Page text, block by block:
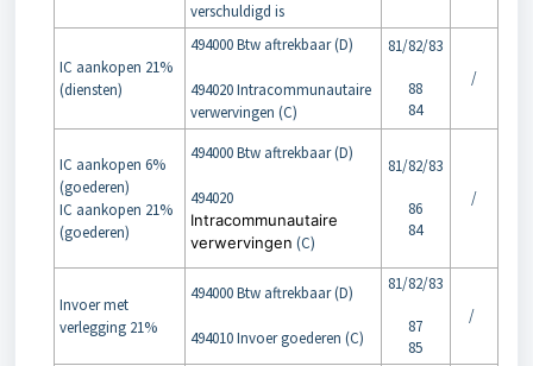
verschuldigd is
IC aankopen 21%
(diensten)
494000 Btw aftrekbaar (D)
494020 Intracommunautaire
verwervingen (C)
81/82/83
88
84
/
IC aankopen 6%
(goederen)
IC aankopen 21%
(goederen)
494000 Btw aftrekbaar (D)
494020
Intracommunautaire
verwervingen (C)
81/82/83
86
84
/
Invoer met
verlegging 21%
494000 Btw aftrekbaar (D)
494010 Invoer goederen (C)
81/82/83
87
85
/